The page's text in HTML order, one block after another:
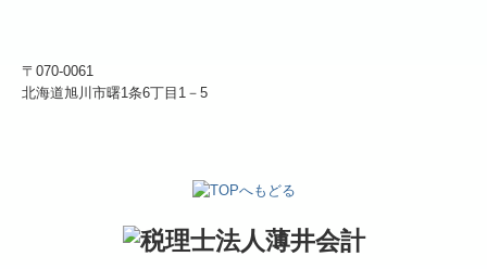
〒070-0061
北海道旭川市曙1条6丁目1－5